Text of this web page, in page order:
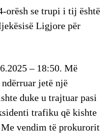
orësh se trupi i tij është
Ligjore për
– 18:50. Më
jetë një
duke u trajtuar pasi
trafiku që kishte
vendim të prokurorit